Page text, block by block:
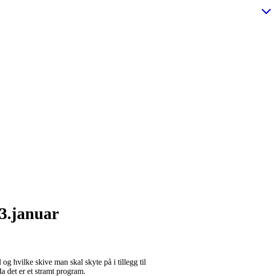
og hvilke skive man skal skyte på i tillegg til
det er et stramt program.